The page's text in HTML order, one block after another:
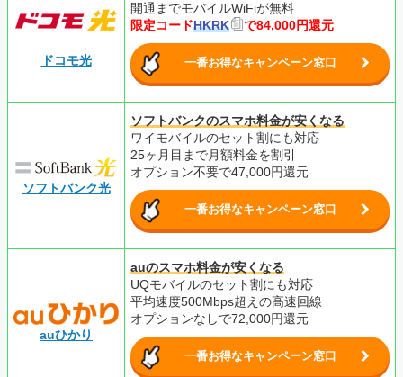
ドコモ光
開通までモバイルWiFiが無料
限定コードHKRK で84,000円還元
一番お得なキャンペーン窓口
ソフトバンク光
ソフトバンクのスマホ料金が安くなる
ワイモバイルのセット割にも対応
25ヶ月目まで月額料金を割引
オプション不要で47,000円還元
一番お得なキャンペーン窓口
auひかり
auのスマホ料金が安くなる
UQモバイルのセット割にも対応
平均速度500Mbps超えの高速回線
オプションなしで72,000円還元
一番お得なキャンペーン窓口